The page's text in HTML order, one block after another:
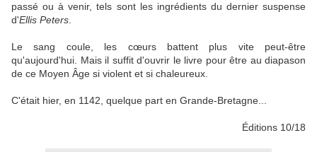
passé ou à venir, tels sont les ingrédients du dernier suspense
d'Ellis Peters
Le sang coule, les cœurs battent plus vite peut-être
qu'aujourd'hui. Mais il suffit d'ouvrir le livre pour être au diapason
de ce Moyen Âge si violent et si chaleureux.
C'était hier, en 1142, quelque part en Grande-Bretagne...
Éditions 10/18